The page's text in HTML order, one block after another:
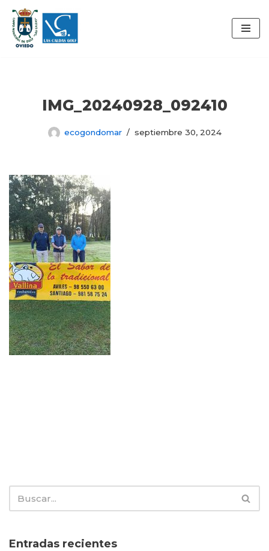
Saltar
al
IMG_20240928_092410
ecogondomar septiembre 30, 2024
Entradas recientes